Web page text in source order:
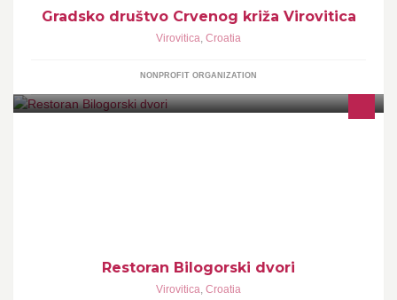
Gradsko društvo Crvenog križa Virovitica
Virovitica, Croatia
NONPROFIT ORGANIZATION
Restoran Bilogorski dvori
Virovitica, Croatia